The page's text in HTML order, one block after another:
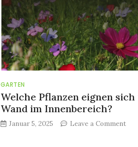
auf
der
GARTEN
Welche Pflanzen eignen
Wand im Innenbereich?
Januar 5, 2025 Leave a Commenton